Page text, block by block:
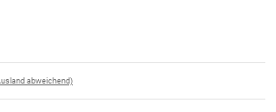
abweichend)